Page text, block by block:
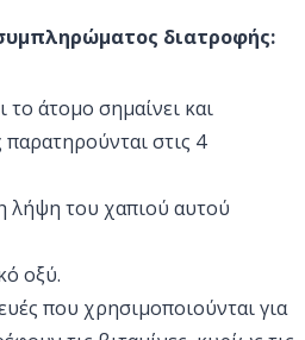
διατροφής:
άτομο σημαίνει και
στις 4
λήψη του χαπιού αυτού
οξύ.
που χρησιμοποιούνται για